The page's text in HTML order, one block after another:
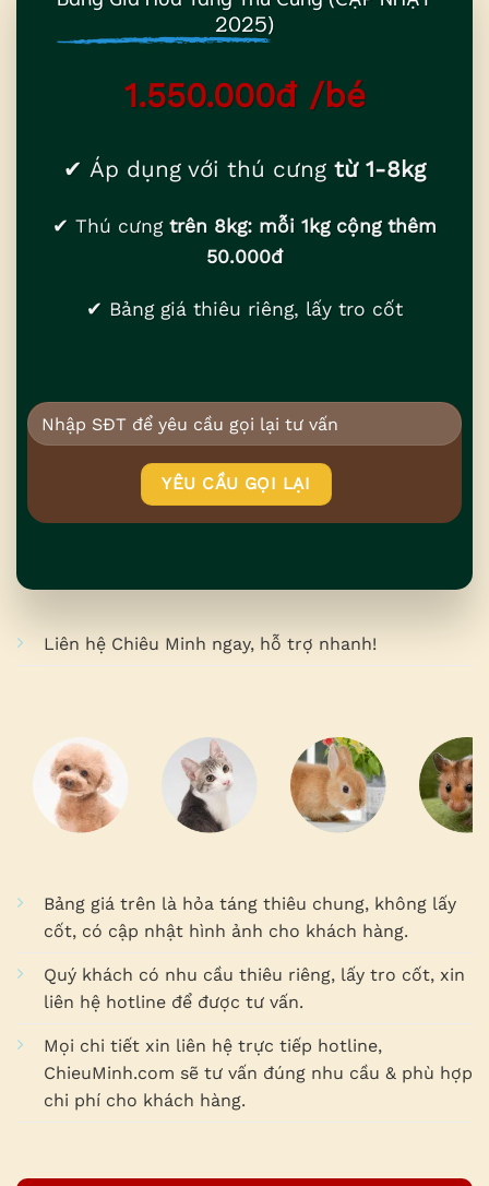
2025)
1.550.000đ /bé
✔ Áp dụng với thú cưng từ 1-8kg
✔ Thú cưngtrên 8kg: mỗi 1kg cộng thêm
50.000đ
✔ Bảng giá thiêu riêng, lấy tro cốt
Liên hệ Chiêu Minh ngay, hỗ trợ nhanh!
Bảng giá trên là hỏa táng thiêu chung, không lấy
cốt, có cập nhật hình ảnh cho khách hàng.
Quý khách có nhu cầu thiêu riêng, lấy tro cốt, xin
liên hệ hotline để được tư vấn.
Mọi chi tiết xin liên hệ trực tiếp hotline,
ChieuMinh.com sẽ tư vấn đúng nhu cầu & phù hợp
chi phí cho khách hàng.